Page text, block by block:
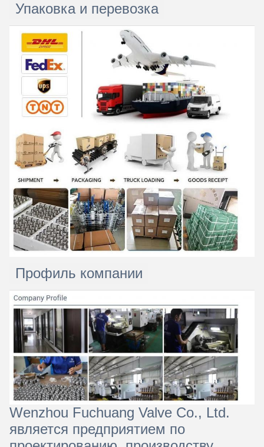
Упаковка и перевозка
Профиль компании
Wenzhou Fuchuang Valve Co., Ltd.
является предприятием по